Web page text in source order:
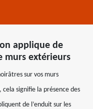
applique de
murs extérieurs
sur vos murs
cela signifie la présence des
de l’enduit sur les